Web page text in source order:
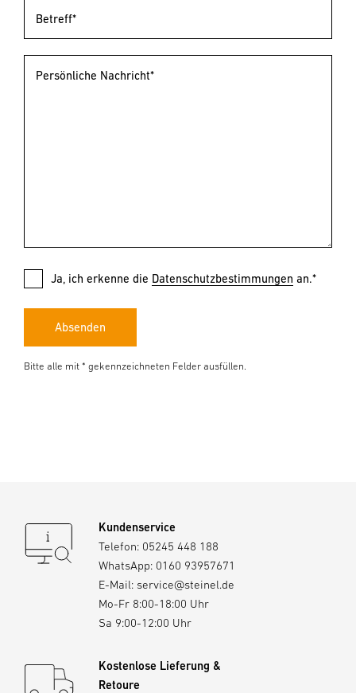
Betreff*
Persönliche Nachricht*
Ja, ich erkenne die Datenschutzbestimmungen an.*
Absenden
Bitte alle mit * gekennzeichneten Felder ausfüllen.
Kundenservice
Telefon: 05245 448 188
WhatsApp: 0160 93957671
E-Mail: service@steinel.de
Mo-Fr 8:00-18:00 Uhr
Sa 9:00-12:00 Uhr
Kostenlose Lieferung &
Retoure